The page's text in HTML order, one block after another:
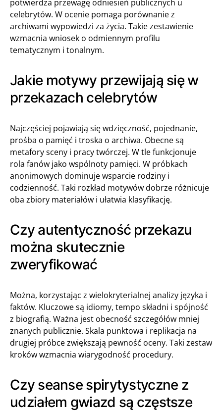
potwierdza przewagę odniesień publicznych u
celebrytów. W ocenie pomaga porównanie z
archiwami wypowiedzi za życia. Takie zestawienie
wzmacnia wniosek o odmiennym profilu
tematycznym i tonalnym.
Jakie motywy przewijają się w
przekazach celebrytów
Najczęściej pojawiają się wdzięczność, pojednanie,
prośba o pamięć i troska o archiwa. Obecne są
metafory sceny i pracy twórczej. W tle funkcjonuje
rola fanów jako wspólnoty pamięci. W próbkach
anonimowych dominuje wsparcie rodziny i
codzienność. Taki rozkład motywów dobrze różnicuje
oba zbiory materiałów i ułatwia klasyfikację.
Czy autentyczność przekazu
można skutecznie
zweryfikować
Można, korzystając z wielokryterialnej analizy języka i
faktów. Kluczowe są idiomy, tempo składni i spójność
z biografią. Ważna jest obecność szczegółów mniej
znanych publicznie. Skala punktowa i replikacja na
drugiej próbce zwiększają pewność oceny. Taki zestaw
kroków wzmacnia wiarygodność procedury.
Czy seanse spirytystyczne z
udziałem gwiazd są częstsze